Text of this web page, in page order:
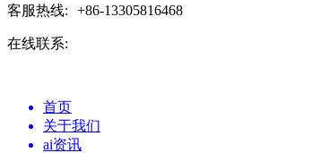
客服热线: +86-13305816468
在线联系:
首页
关于我们
ai资讯